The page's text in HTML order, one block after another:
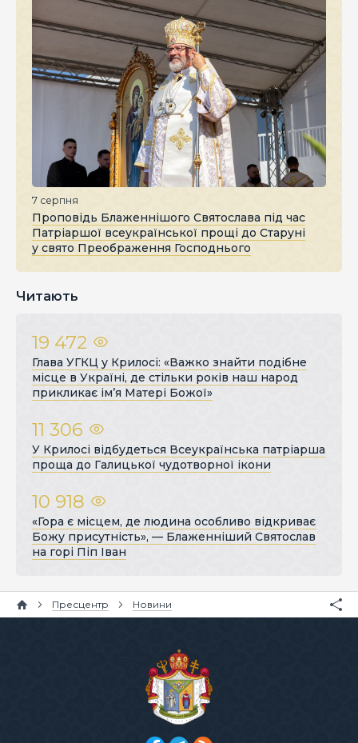
7 серпня
Проповідь Блаженнішого Святослава під час
Патріаршої всеукраїнської прощі до Старуні
у свято Преображення Господнього
Читають
19 472
Глава УГКЦ у Крилосі: «Важко знайти подібне
місце в Україні, де стільки років наш народ
прикликає ім’я Матері Божої»
11 306
У Крилосі відбудеться Всеукраїнська патріарша
проща до Галицької чудотворної ікони
10 918
«Гора є місцем, де людина особливо відкриває
Божу присутність», — Блаженніший Святослав
на горі Піп Іван
Пресцентр Новини